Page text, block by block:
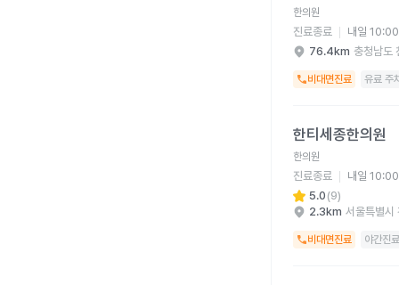
한의원
진료종료
내일
76.4km 충청남도
비대면진료 유료 주
한티세종한의원
한의원
진료종료
내일
5.0 (9)
2.3km 서울특별시
비대면진료 야간진료